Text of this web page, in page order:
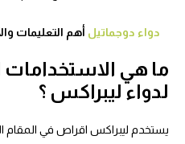
دواء دوجماتيل أهم التعليمات
ما هي الاستخدامات
لدواء ليبراكس ؟
يستخدم ليبراكس اقراص في المقام